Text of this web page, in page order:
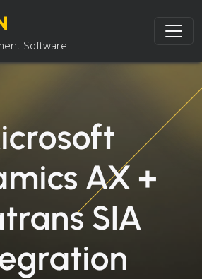
Software
AX +
SIA